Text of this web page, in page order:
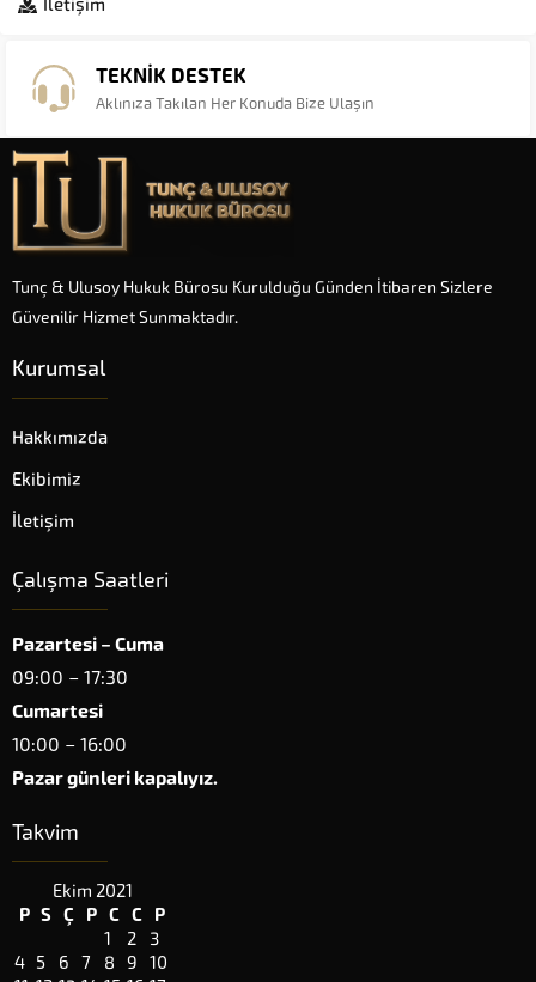
TEKNİK DESTEK
Aklınıza Takılan Her Konuda Bize Ulaşın
Tunç & Ulusoy Hukuk Bürosu Kurulduğu Günden İtibaren Sizlere
Güvenilir Hizmet Sunmaktadır.
Kurumsal
Hakkımızda
Ekibimiz
İletişim
Çalışma Saatleri
Pazartesi – Cuma
09:00 – 17:30
Cumartesi
10:00 – 16:00
Pazar günleri kapalıyız.
Takvim
Ekim 2021
P S Ç P C C
P
1
2
3
4 5 6 7 8 9
10